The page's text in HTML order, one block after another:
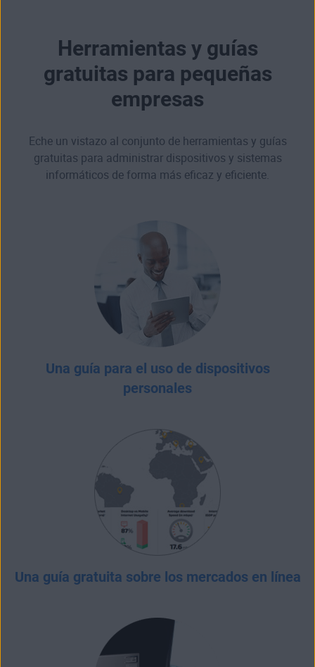
Herramientas y guías
gratuitas para pequeñas
empresas
Eche un vistazo al conjunto de herramientas y guías
gratuitas para administrar dispositivos y sistemas
informáticos de forma más eficaz y eficiente.
Una guía para el uso de dispositivos
personales
Una guía gratuita sobre los mercados en línea